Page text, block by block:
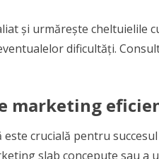
și urmărește cheltuielile
dificultăți.
marketing
crucială pentru
slab concepute sau a